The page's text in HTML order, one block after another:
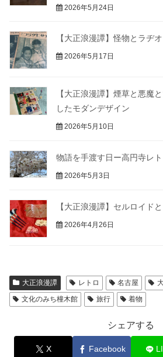
2026年5月24日
【大正浪漫譚】怪物とラヂ
2026年5月17日
【大正浪漫譚】煙草と悪魔
したモダンデザイン
2026年5月10日
物語を手渡す日ー高円寺レ
2026年5月3日
【大正浪漫譚】セルロイド
2026年4月26日
大正浪漫譚 レトロ 名古屋
文化のみち橦木館
旅行 着物
シェアする
X Facebook